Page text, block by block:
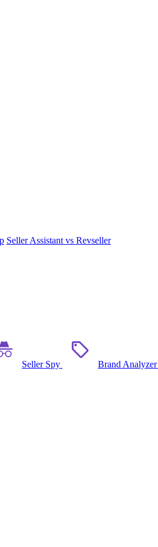
Seller Assistant vs Revseller
Seller Spy Brand Analyzer